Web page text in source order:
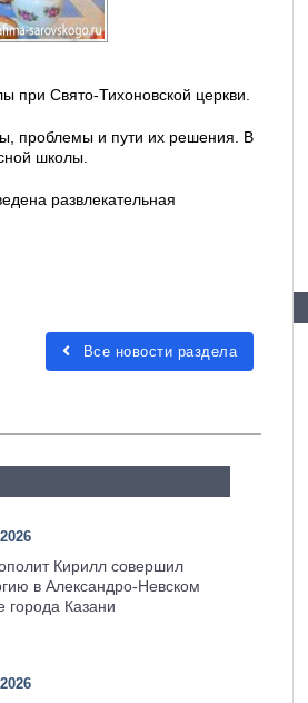
при Свято-Тихоновской церкви.
проблемы и пути их решения. В
школы.
развлекательная
Все новости раздела
Кирилл совершил
в Александро-Невском
города Казани